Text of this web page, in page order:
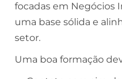
focadas em Negócios
uma base sólida e
setor.
Uma boa formação